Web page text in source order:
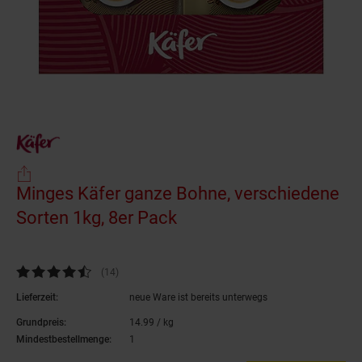
Minges Käfer ganze Bohne, verschiedene
Sorten 1kg, 8er Pack
Kundenbewertung: 4,29 von 5 Sternen
(14Kundenbewertungen
)
Lieferzeit: neue Ware ist bereits unterwegs
Grundpreis: 14.99 / kg
Mindestbestellmenge:
1